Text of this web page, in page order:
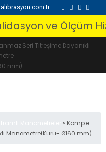
Seri Titreşime Dayanıklı
mm)
» Komple
Manometre(Kuru- Ø160 mm)